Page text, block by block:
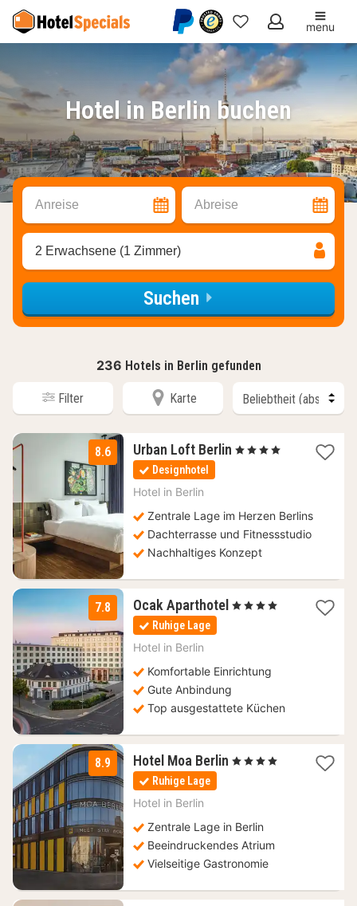
Meine
Favoriten
menu
Hotel in Berlin buchen
Anreise Abreise
2 Erwachsene (1 Zimmer)
Suchen
236 Hotels in Berlin gefunden
Filter Karte
8.6 Urban Loft Berlin 1
, 4 Sterne
Designhotel
Hotel in Berlin
Zentrale Lage im Herzen Berlins
Dachterrasse und Fitnessstudio
Nachhaltiges Konzept
7.8 Ocak Aparthotel 1
, 4 Sterne
Ruhige Lage
Hotel in Berlin
Komfortable Einrichtung
Gute Anbindung
Top ausgestattete Küchen
8.9 Hotel Moa Berlin 2
, 4 Sterne
Ruhige Lage
Hotel in Berlin
Zentrale Lage in Berlin
Beeindruckendes Atrium
Vielseitige Gastronomie